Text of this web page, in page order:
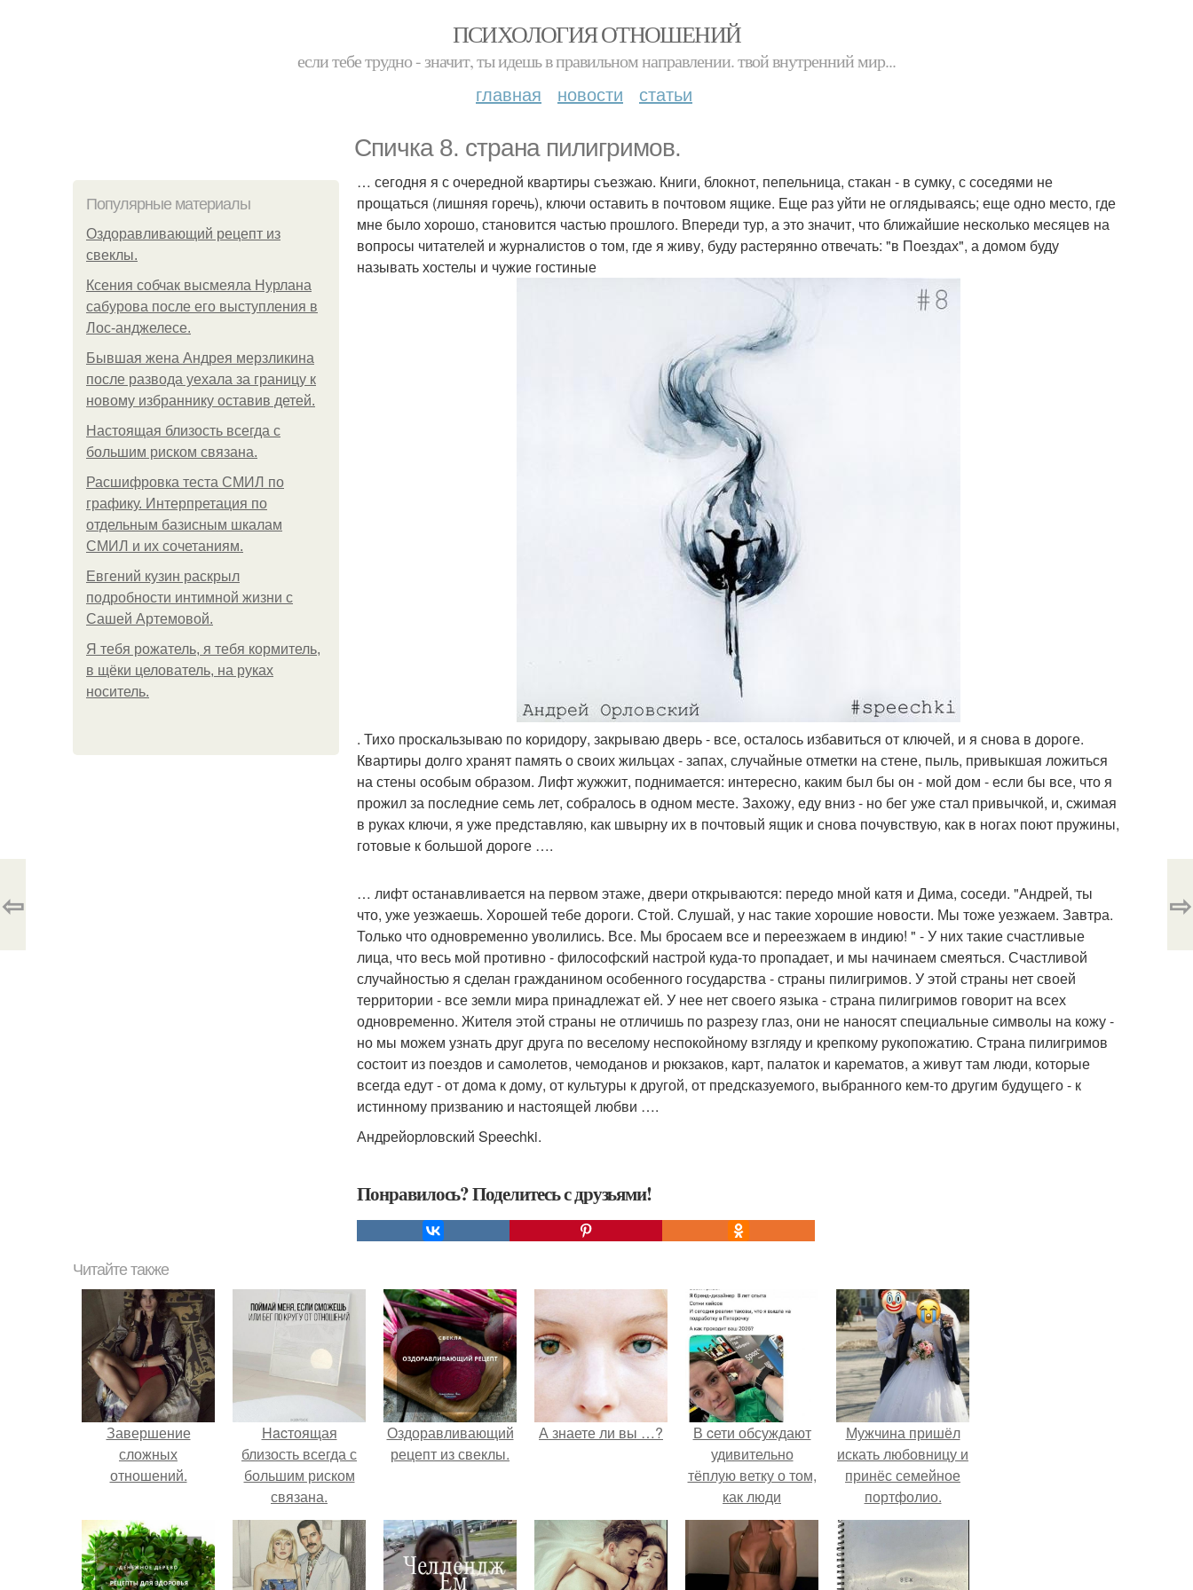
ПСИХОЛОГИЯ ОТНОШЕНИЙ
если тебе трудно - значит, ты идешь в правильном направлении. твой внутренний мир...
главная новости статьи
Спичка 8. страна пилигримов.
Популярные материалы
Оздоравливающий рецепт из
свеклы.
Ксения собчак высмеяла Нурлана
сабурова после его выступления в
Лос-анджелесе.
Бывшая жена Андрея мерзликина
после развода уехала за границу к
новому избраннику оставив детей.
Hacтоящая близость всегда с
большим риском связана.
Расшифровка теста СМИЛ по
графику. Интерпретация по
отдельным базисным шкалам
СМИЛ и их сочетаниям.
Евгений кузин раскрыл
подробности интимной жизни с
Сашей Артемовой.
Я тебя рожатель, я тебя кормитель,
в щёки целователь, на руках
носитель.
… сегодня я с очередной квартиры съезжаю. Книги, блокнот, пепельница, стакан - в сумку, с соседями не
прощаться (лишняя горечь), ключи оставить в почтовом ящике. Еще раз уйти не оглядываясь; еще одно место, где
мне было хорошо, становится частью прошлого. Впереди тур, а это значит, что ближайшие несколько месяцев на
вопросы читателей и журналистов о том, где я живу, буду растерянно отвечать: "в Поездах", а домом буду
называть хостелы и чужие гостиные
. Тихо проскальзываю по коридору, закрываю дверь - все, осталось избавиться от ключей, и я снова в дороге.
Квартиры долго хранят память о своих жильцах - запах, случайные отметки на стене, пыль, привыкшая ложиться
на стены особым образом. Лифт жужжит, поднимается: интересно, каким был бы он - мой дом - если бы все, что я
прожил за последние семь лет, собралось в одном месте. Захожу, еду вниз - но бег уже стал привычкой, и, сжимая
в руках ключи, я уже представляю, как швырну их в почтовый ящик и снова почувствую, как в ногах поют пружины,
готовые к большой дороге ….
… лифт останавливается на первом этаже, двери открываются: передо мной катя и Дима, соседи. "Андрей, ты
что, уже уезжаешь. Хорошей тебе дороги. Стой. Слушай, у нас такие хорошие новости. Мы тоже уезжаем. Завтра.
Только что одновременно уволились. Все. Мы бросаем все и переезжаем в индию! " - У них такие счастливые
лица, что весь мой противно - философский настрой куда-то пропадает, и мы начинаем смеяться. Счастливой
случайностью я сделан гражданином особенного государства - страны пилигримов. У этой страны нет своей
территории - все земли мира принадлежат ей. У нее нет своего языка - страна пилигримов говорит на всех
одновременно. Жителя этой страны не отличишь по разрезу глаз, они не наносят специальные символы на кожу -
но мы можем узнать друг друга по веселому неспокойному взгляду и крепкому рукопожатию. Страна пилигримов
состоит из поездов и самолетов, чемоданов и рюкзаков, карт, палаток и карематов, а живут там люди, которые
всегда едут - от дома к дому, от культуры к другой, от предсказуемого, выбранного кем-то другим будущего - к
истинному призванию и настоящей любви ….
Андрейорловский Speechki.
Понравилось? Поделитесь с друзьями!
⇦ ⇨
Читайте также
Завершение
сложных
отношений.
Hacтоящая
близость всегда с
большим риском
связана.
Оздоравливающий
рецепт из свеклы.
А знаете ли вы …?
В cети обсуждают
удивительно
тёплую ветку о том,
как люди
адаптируются к
новым реалиям.
Мужчина пришёл
искать любовницу и
принёс семейное
портфолио.